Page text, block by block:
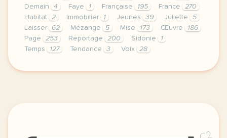
Demain
4 Faye 1 Française 195 France
270
Habitat
2 Immobilier 1 Jeunes 39 Juliette
5
Laisser
62 Mézange 5 Mise 173 Œuvre
186
Page
253 Reportage 200 Sidonie
1
Temps
127 Tendance 3 Voix 28
le respect de votre vie privee est une priorite